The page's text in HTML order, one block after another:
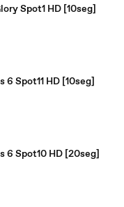
Spot1 HD [10seg]
6 Spot11 HD [10seg]
6 Spot10 HD [20seg]